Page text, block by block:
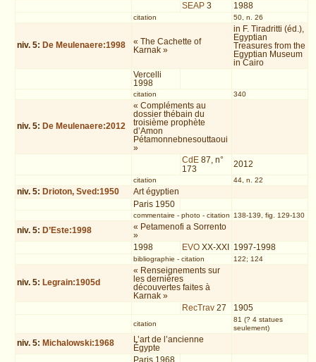
SEAP 3 1988
citation 50, n. 26
niv. 5: De Meulenaere:1998
« The Cachette of
Karnak »
in F. Tiradritti (éd.),
Egyptian
Treasures from the
Egyptian Museum
in Cairo
Vercelli
1998
citation 340
niv. 5: De Meulenaere:2012
« Compléments au
dossier thébain du
troisième prophète
d’Amon
Pétamonnebnesouttaoui
»
CdE 87, n°
173
2012
citation 44, n. 22
niv. 5: Drioton, Sved:1950
Art égyptien
Paris 1950
commentaire - photo- citation 138-139, fig. 129-130
niv. 5: D’Este:1998
« Petamenofi a Sorrento
»
1998
EVO XX-XXI 1997-1998
bibliographie - citation 122; 124
niv. 5: Legrain:1905d
« Renseignements sur
les dernières
découvertes faites à
Karnak »
RecTrav 27 1905
citation
81 (? 4 statues
seulement)
niv. 5: Michalowski:1968
L’art de l’ancienne
Égypte